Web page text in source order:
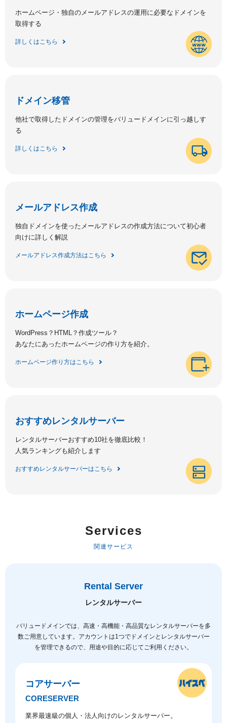
ホームページ・独自のメールアドレスの運用に必要なドメインを
取得する
詳しくはこちら
ドメイン移管
他社で取得したドメインの管理をバリュードメインに引っ越しす
る
詳しくはこちら
メールアドレス作成
独自ドメインを使ったメールアドレスの作成方法について初心者
向けに詳しく解説
メールアドレス作成方法はこちら
ホームページ作成
WordPress？HTML？作成ツール？
あなたにあったホームページの作り方を紹介。
ホームページ作り方はこちら
おすすめレンタルサーバー
レンタルサーバーおすすめ10社を徹底比較！
人気ランキングも紹介します
おすすめレンタルサーバーはこちら
Services
関連サービス
Rental Server
レンタルサーバー
バリュードメインでは、高速・高機能・高品質なレンタルサーバーを多
数ご用意しています。
アカウントは1つでドメインとレンタルサーバー
を管理できるので、用途や目的に応じてご利用ください。
コアサーバー
CORESERVER
業界最速級の個人・法人向けのレンタルサーバー。